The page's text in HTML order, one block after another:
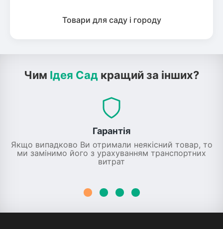
Товари для саду і городу
Чим Ідея Сад кращий за інших?
Гарантія
Якщо випадково Ви отримали неякісний товар, то
ми замінимо його з урахуванням транспортних
витрат